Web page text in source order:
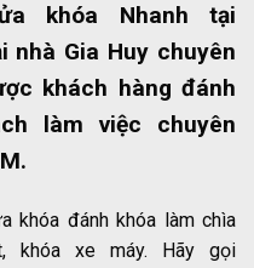
khóa Nhanh tại
nhà Gia Huy chuyên
khách hàng đánh
làm việc chuyên
khóa đánh khóa làm chìa
khóa xe máy. Hãy gọi